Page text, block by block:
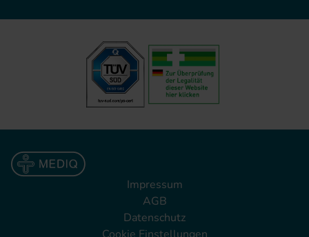
Impressum
AGB
Datenschutz